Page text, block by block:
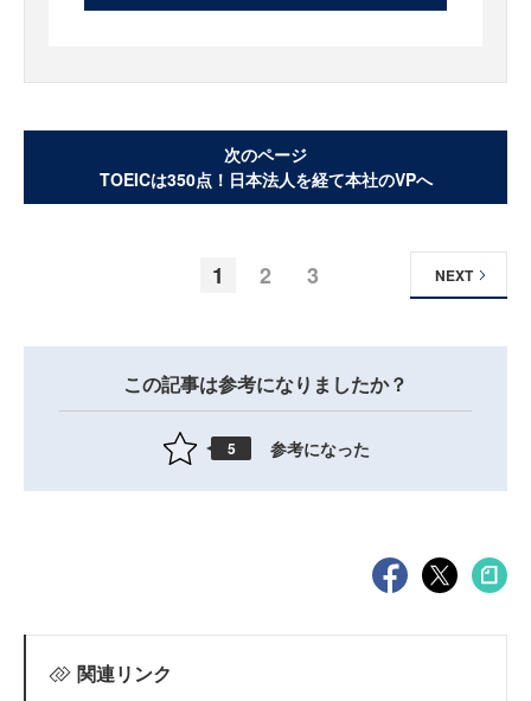
次のページ
TOEICは350点！日本法人を経て本社のVPへ
1 2 3 NEXT
この記事は参考になりましたか？
5 参考になった
関連リンク